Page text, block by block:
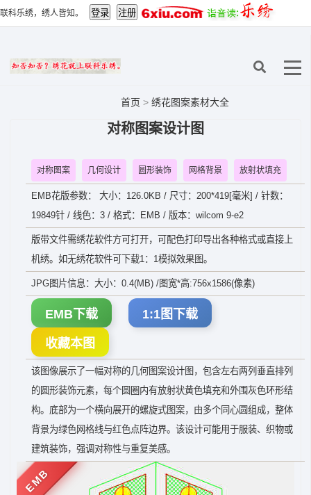
联科乐绣，绣人皆知。
首页 > 绣花图案素材大全
对称图案设计图
对称图案 几何设计 圆形装饰 网格背景 放射状填充
EMB花版参数： 大小：126.0KB / 尺寸：200*419[毫米] / 针数：
19849针 / 线色：3 / 格式：EMB / 版本：wilcom 9-e2
版带文件需绣花软件方可打开，可配色打印导出各种格式或直接上
机绣。如无绣花软件可下载1：1模拟效果图。
JPG图片信息：大小：0.4(MB) /图宽*高:756x1586(像素)
EMB下载 1:1图下载
收藏本图
该图像展示了一幅对称的几何图案设计图，包含左右两列垂直排列
的圆形装饰元素，每个圆圈内有放射状黄色填充和外围灰色环形结
构。底部为一个横向展开的螺旋式图案，由多个同心圆组成，整体
背景为绿色网格线与红色点阵边界。该设计可能用于服装、织物或
建筑装饰，强调对称性与重复美感。
EMB